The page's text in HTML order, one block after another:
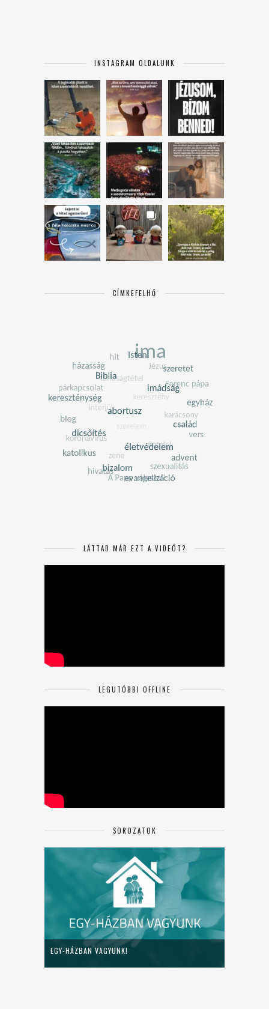
INSTAGRAM OLDALUNK
CÍMKEFELHŐ
LÁTTAD MÁR EZT A VIDEÓT?
LEGUTÓBBI OFFLINE
SOROZATOK
EGY-HÁZBAN VAGYUNK!